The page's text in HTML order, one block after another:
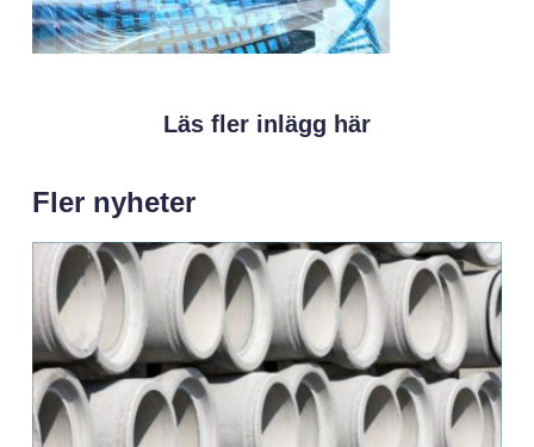
Läs fler inlägg här
Fler nyheter